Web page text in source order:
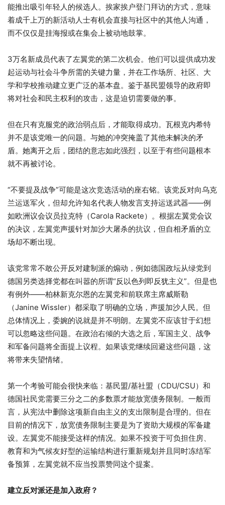
能推出吸引年轻人的候选人。挨家挨户登门拜访的方式，意味
着成千上万的新活动人士有机会直接与社区中的其他人沟通，
而不仅仅是挂海报或在集会上被动地鼓掌。
3万名新成员代表了左翼党的第二次机会。他们可以提供成功发
起运动与社会斗争所需的关键力量，并在工作场所、社区、大
学和学校推动建立更广泛的基本盘。鉴于基民盟领导的政府即
将对社会和民主权利的攻击，这是迫切需要做的事。
但在只有克服党的政治弱点后，才能取得成功。瓦根克内希特
并不是该党唯一的问题。与她的冲突掩盖了其他未解决的矛
盾。她离开之后，团结的意志如此强烈，以至于有些问题根本
就不再被讨论。
“不要提及战争”可能是这次竞选活动的座右铭。该党反对向乌克
兰运送军火，但却允许知名代表人物发言支持运送武器——例
如欧洲议会议员拉克特（Carola Rackete）。根据左翼党会议
的决议，左翼党声援针对加沙大屠杀的抗议，但自相矛盾的立
场却不断出现。
该党常常不敢公开反对建制派的煽动，例如德国政坛从绿党到
德国另类选择党都在叫嚣的所谓“反以色列即反犹主义”。但是也
有例外——柏林新克尔恩的左翼党和前联席主席威斯勒
（Janine Wissler）都采取了明确的立场，声援加沙人民。但
总体情况上，委婉的说就是并不明朗。左翼党不应该甘于幻想
可以忽略这些问题。在政治右倾的大选之后，军国主义、战争
和军备问题将全面提上议程。如果该党继续回避这些问题，这
将带来失望情绪。
第一个考验可能会很快来临：基民盟/基社盟（CDU/CSU）和
德国社民党需要三分之二的多数票才能放宽债务限制。一般而
言，从宪法中删除这项新自由主义的支出限制是合理的。但在
目前的情况下，放宽债务限制主要是为了资助大规模的军备建
设。左翼党不能接受这样的情况。如果不投资于可负担住房、
教育和为气候友好型的运输结构进行重新规划并且同时冻结军
备预算，左翼党就不应当投票赞同这个提案。
建立反对派还是加入政府？